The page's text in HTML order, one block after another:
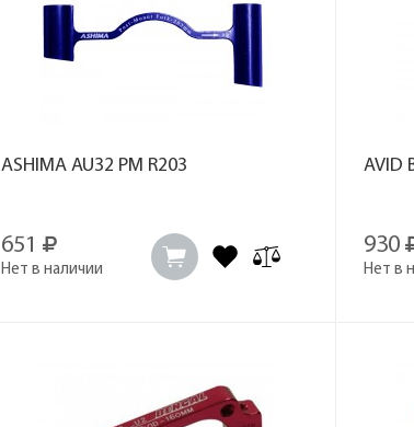
ASHIMA AU32 PM R203
651
Нет в наличии
AVID
930
Нет в